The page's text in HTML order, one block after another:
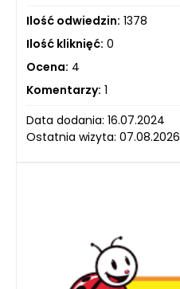
Ilość odwiedzin: 1378
Ilość kliknięć: 0
Ocena: 4
Komentarzy: 1
Data dodania: 16.07.2024
Ostatnia wizyta: 07.08.2026